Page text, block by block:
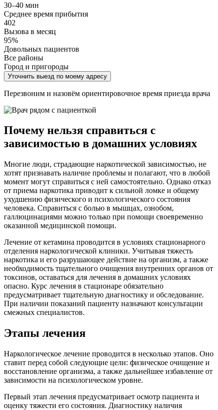
30–40 мин
Среднее время прибытия
402
Вызова в месяц
95%
Довольных пациентов
Все районы
Город и пригороды
Уточнить выезд по моему адресу
Перезвоним и назовём ориентировочное время приезда врача
Почему нельзя справиться с
зависимостью в домашних условиях
Многие люди, страдающие наркотической зависимостью, не
хотят признавать наличие проблемы и полагают, что в любой
момент могут справиться с ней самостоятельно. Однако отказ
от приема наркотика приводит к сильной ломке и общему
ухудшению физического и психологического состояния
человека. Справиться с болью в мышцах, ознобом,
галлюцинациями можно только при помощи своевременно
оказанной медицинской помощи.
Лечение от кетамина проводится в условиях стационарного
отделения наркологической клиники. Учитывая тяжесть
наркотика и его разрушающее действие на организм, а также
необходимость тщательного очищения внутренних органов от
токсинов, оставаться для лечения в домашних условиях
опасно. Курс лечения в стационаре обязательно
предусматривает тщательную диагностику и обследование.
При наличии показаний пациенту назначают консультации
смежных специалистов.
Этапы лечения
Наркологическое лечение проводится в несколько этапов. Оно
ставит перед собой следующие цели: физическое очищение и
восстановление организма, а также дальнейшее избавление от
зависимости на психологическом уровне.
Первый этап лечения предусматривает осмотр пациента и
оценку тяжести его состояния. Диагностику наличия